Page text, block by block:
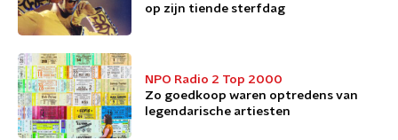
op zijn tiende sterfdag
NPO Radio 2 Top 2000
Zo goedkoop waren optredens van
legendarische artiesten